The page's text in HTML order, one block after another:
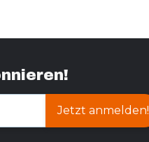
Jetzt anmelden!